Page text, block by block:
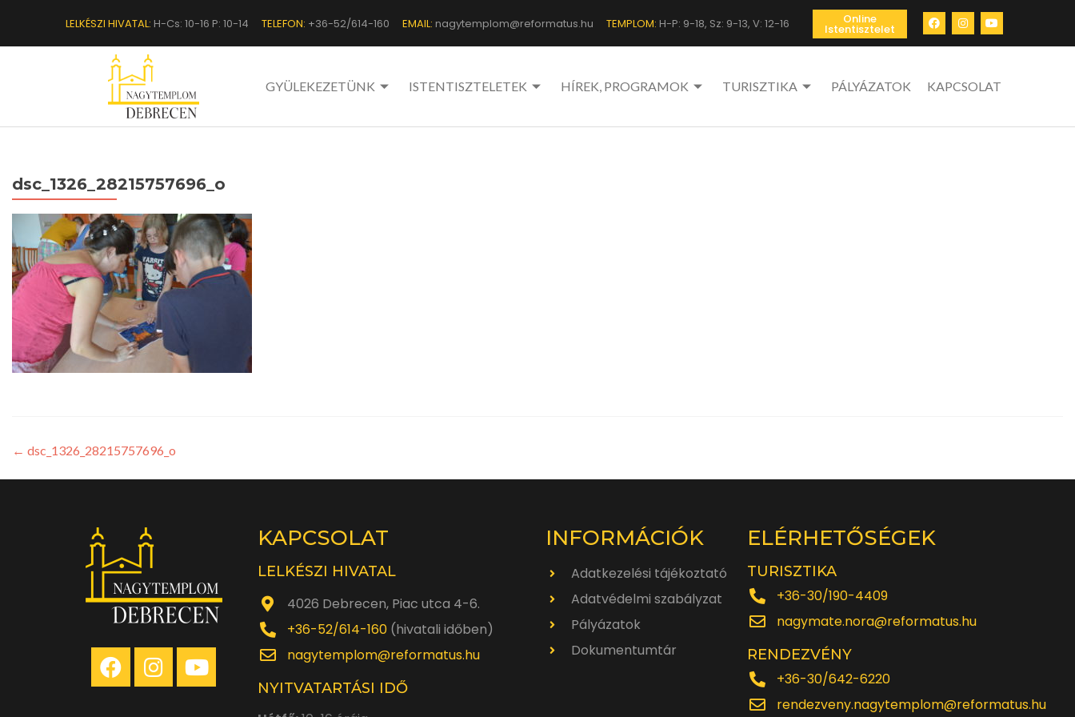
LELKÉSZI HIVATAL: H-Cs: 10-16 P: 10-14 TELEFON: +36-52/614-160 EMAIL: nagytemplom@reformatus.hu TEMPLOM: H-P: 9-18, Sz: 9-13, V: 12-16 Online
Istentisztelet
GYÜLEKEZETÜNK ISTENTISZTELETEK HÍREK, PROGRAMOK TURISZTIKA PÁLYÁZATOK KAPCSOLAT
dsc_1326_28215757696_o
← dsc_1326_28215757696_o
KAPCSOLAT
LELKÉSZI HIVATAL
4026 Debrecen, Piac utca 4-6.
+36-52/614-160 (hivatali időben)
nagytemplom@reformatus.hu
NYITVATARTÁSI IDŐ
INFORMÁCIÓK
Adatkezelési tájékoztató
Adatvédelmi szabályzat
Pályázatok
Dokumentumtár
ELÉRHETŐSÉGEK
TURISZTIKA
+36-30/190-4409
nagymate.nora@reformatus.hu
RENDEZVÉNY
+36-30/642-6220
rendezveny.nagytemplom@reformatus.hu